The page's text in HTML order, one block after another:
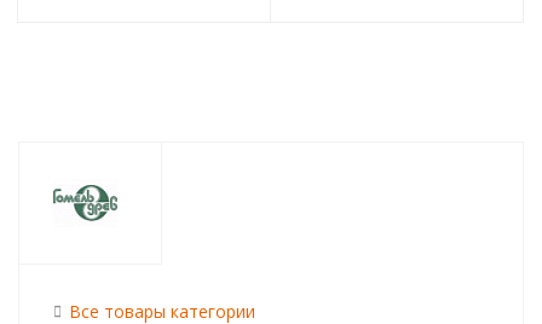
Все товары категории